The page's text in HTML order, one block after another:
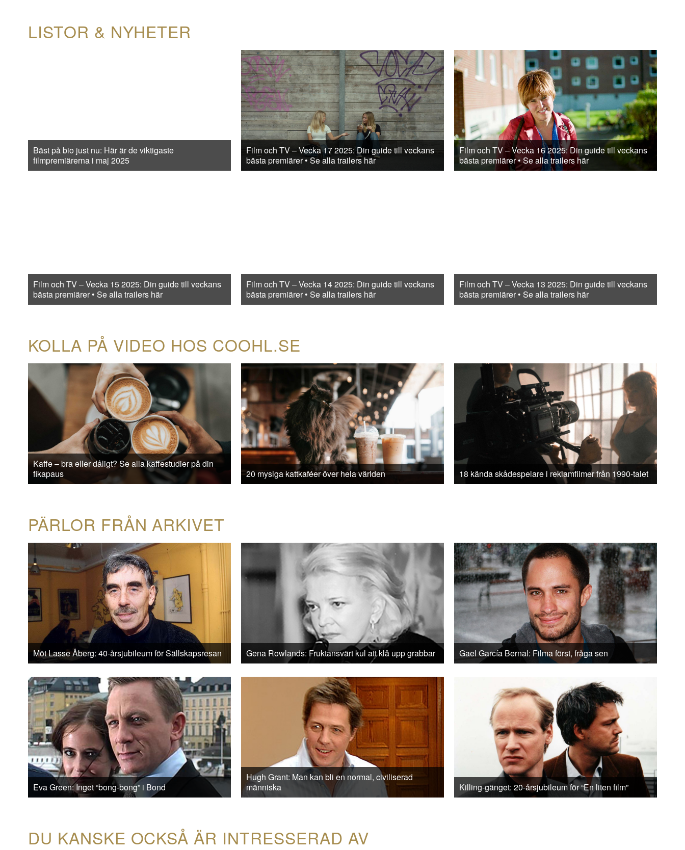
LISTOR & NYHETER
Bäst på bio just nu: Här är de viktigaste
filmpremiärerna i maj 2025
Film och TV – Vecka 17 2025: Din guide till veckans
bästa premiärer • Se alla trailers här
Film och TV – Vecka 16 2025: Din guide till veckans
bästa premiärer • Se alla trailers här
Film och TV – Vecka 15 2025: Din guide till veckans
bästa premiärer • Se alla trailers här
Film och TV – Vecka 14 2025: Din guide till veckans
bästa premiärer • Se alla trailers här
Film och TV – Vecka 13 2025: Din guide till veckans
bästa premiärer • Se alla trailers här
KOLLA PÅ VIDEO HOS COOHL.SE
Kaffe – bra eller dåligt? Se alla kaffestudier på din
fikapaus
20 mysiga kattkaféer över hela världen 18 kända skådespelare i reklamfilmer från 1990-talet
PÄRLOR FRÅN ARKIVET
Möt Lasse Åberg: 40-årsjubileum för Sällskapsresan Gena Rowlands: Fruktansvärt kul att klå upp grabbar Gael García Bernal: Filma först, fråga sen
Eva Green: Inget “bong-bong” i Bond
Hugh Grant: Man kan bli en normal, civiliserad
människa
Killing-gänget: 20-årsjubileum för “En liten film”
DU KANSKE OCKSÅ ÄR INTRESSERAD AV